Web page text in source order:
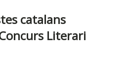
catalans
Literari